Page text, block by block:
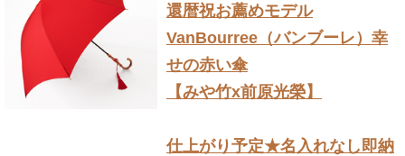
還暦祝お薦めモデル
VanBourree（バンブーレ）幸
せの赤い傘
【みや竹x前原光榮】
仕上がり予定★名入れなし即納